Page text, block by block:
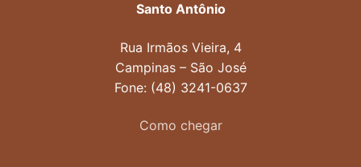
Santo Antônio
Rua Irmãos Vieira, 4
Campinas – São José
Fone: (48) 3241-0637
Como chegar